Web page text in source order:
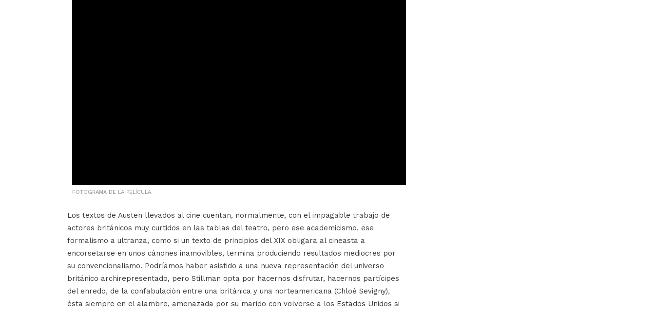
FOTOGRAMA DE LA PELÍCULA.
Los textos de Austen llevados al cine cuentan, normalmente, con el impagable trabajo de
actores británicos muy curtidos en las tablas del teatro, pero ese academicismo, ese
formalismo a ultranza, como si un texto de principios del XIX obligara al cineasta a
encorsetarse en unos cánones inamovibles, termina produciendo resultados mediocres por
su convencionalismo. Podríamos haber asistido a una nueva representación del universo
británico archirepresentado, pero Stillman opta por hacernos disfrutar, hacernos partícipes
del enredo, de la confabulación entre una británica y una norteamericana (Chloé Sevigny),
ésta siempre en el alambre, amenazada por su marido con volverse a los Estados Unidos si